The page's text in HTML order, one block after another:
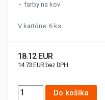
farby na kov
V kartóne: 6 ks
18.12 EUR
14.73 EUR bez DPH
Do košíka